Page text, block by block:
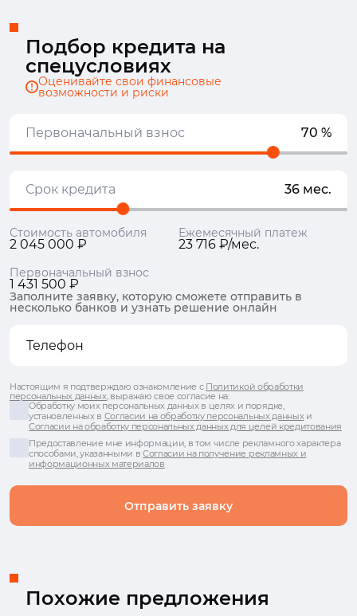
Подбор кредита на
спецусловиях
Оценивайте свои финансовые
возможности и риски
Первоначальный взнос 70 %
Срок кредита 36 мес.
Стоимость автомобиля
2 045 000 ₽
Ежемесячный платеж
23 716 ₽/мес.
Первоначальный взнос
1 431 500 ₽
Заполните заявку, которую сможете отправить в
несколько банков и узнать решение онлайн
Отправить заявку
Настоящим я подтверждаю ознакомление с Политикой обработки
персональных данных, выражаю свое согласие на:
Обработку моих персональных данных в целях и порядке,
установленных в Согласии на обработку персональных данныхи
Согласии на обработку персональных данных для целей кредитования
Предоставление мне информации, в том числе рекламного характера
способами, указанными вСогласии на получение рекламных и
информационных материалов
Похожие предложения